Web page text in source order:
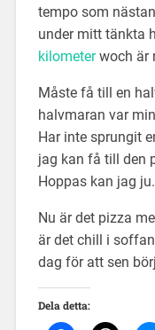
tempo som
under mitt tänkta
kilometerwoch är
Måste få till en
halvmaran var min
Har inte sprungit
jag kan få till den
Hoppas kan jag ju.
Nu är det pizza
är det chill i
dag för att sen
Dela detta: